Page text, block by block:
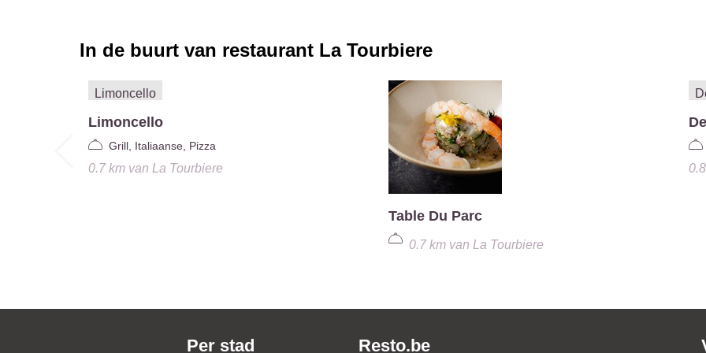
In de buurt van restaurant La Tourbiere
Limoncello
Grill, Italiaanse, Pizza
0.7 kmvan La Tourbiere
Table Du Parc
0.7 kmvan La Tourbiere
Per stad Resto.be